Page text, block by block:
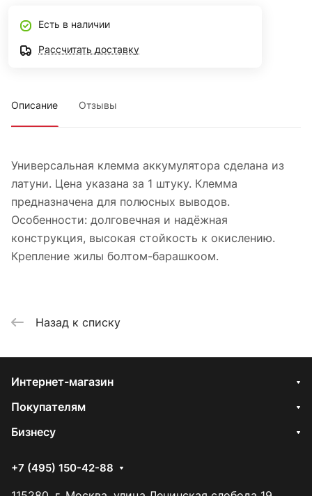
Есть в наличии
Рассчитать доставку
Описание Отзывы
Универсальная клемма аккумулятора сделана из
латуни. Цена указана за 1 штуку. Клемма
предназначена для полюсных выводов.
Особенности: долговечная и надёжная
конструкция, высокая стойкость к окислению.
Крепление жилы болтом-барашкоом.
Назад к списку
Интернет-магазин
Покупателям
Бизнесу
+7 (495) 150-42-88